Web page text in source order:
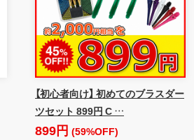
【初心者向け】 初めてのブラスダー
ツセット 899円 C …
899円 (59%OFF)